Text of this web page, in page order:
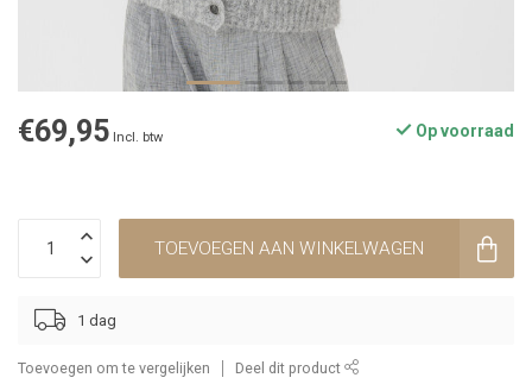
€69,95 Incl. btw Op voorraad
TOEVOEGEN AAN WINKELWAGEN
1 dag
Toevoegen om te vergelijken Deel dit product